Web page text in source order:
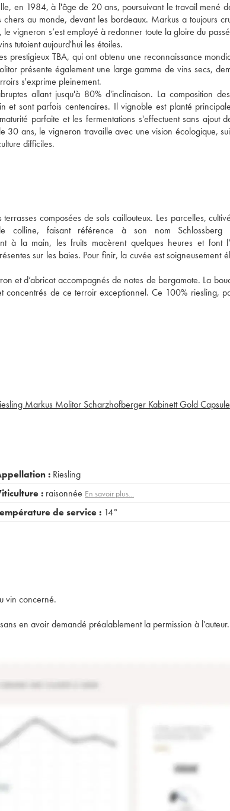
en 1984, à l'âge de 20 ans, poursuivant le travail mené
au monde, devant les bordeaux. Markus a toujours
vigneron s’est employé à redonner toute la gloire du
tutoient aujourd'hui les étoiles.
prestigieux TBA, qui ont obtenu une reconnaissance
présente également une large gamme de vins secs,
s'exprime pleinement.
allant jusqu'à 80% d'inclinaison. La composition
et sont parfois centenaires. Il vignoble est planté
parfaite et les fermentations s'effectuent sans ajout
30 ans, le vigneron travaille avec une vision écologique,
difficiles.
composées de sols caillouteux. Les parcelles,
faisant référence à son nom Schlossberg
à la main, les fruits macèrent quelques heures et font
sur les baies. Pour finir, la cuvée est soigneusement
et d’abricot accompagnés de notes de bergamote. La
concentrés de ce terroir exceptionnel. Ce 100% riesling,
Markus Molitor Scharzhofberger Kabinett Gold Capsule
: Riesling
: raisonnée En savoir plus...
de service : 14°
vin concerné.
en avoir demandé préalablement la permission à l'auteur.